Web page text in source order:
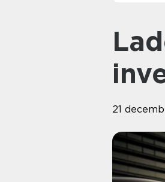
Ladeboks: en nødvendig
21